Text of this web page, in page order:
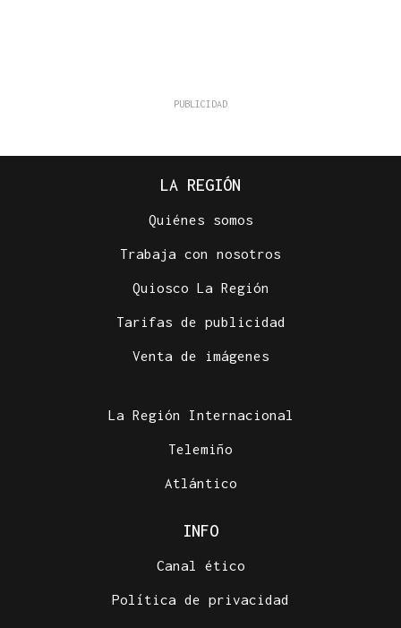
LA REGIÓN
Quiénes somos
Trabaja con nosotros
Quiosco La Región
Tarifas de publicidad
Venta de imágenes
La Región Internacional
Telemiño
Atlántico
INFO
Canal ético
Política de privacidad